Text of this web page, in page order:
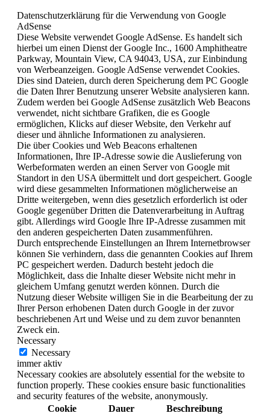
Datenschutzerklärung für die Verwendung von Google
AdSense
Diese Website verwendet Google AdSense. Es handelt sich
hierbei um einen Dienst der Google Inc., 1600 Amphitheatre
Parkway, Mountain View, CA 94043, USA, zur Einbindung
von Werbeanzeigen. Google AdSense verwendet Cookies.
Dies sind Dateien, durch deren Speicherung dem PC Google
die Daten Ihrer Benutzung unserer Website analysieren kann.
Zudem werden bei Google AdSense zusätzlich Web Beacons
verwendet, nicht sichtbare Grafiken, die es Google
ermöglichen, Klicks auf dieser Website, den Verkehr auf
dieser und ähnliche Informationen zu analysieren.
Die über Cookies und Web Beacons erhaltenen
Informationen, Ihre IP-Adresse sowie die Auslieferung von
Werbeformaten werden an einen Server von Google mit
Standort in den USA übermittelt und dort gespeichert. Google
wird diese gesammelten Informationen möglicherweise an
Dritte weitergeben, wenn dies gesetzlich erforderlich ist oder
Google gegenüber Dritten die Datenverarbeitung in Auftrag
gibt. Allerdings wird Google Ihre IP-Adresse zusammen mit
den anderen gespeicherten Daten zusammenführen.
Durch entsprechende Einstellungen an Ihrem Internetbrowser
können Sie verhindern, dass die genannten Cookies auf Ihrem
PC gespeichert werden. Dadurch besteht jedoch die
Möglichkeit, dass die Inhalte dieser Website nicht mehr in
gleichem Umfang genutzt werden können. Durch die
Nutzung dieser Website willigen Sie in die Bearbeitung der zu
Ihrer Person erhobenen Daten durch Google in der zuvor
beschriebenen Art und Weise und zu dem zuvor benannten
Zweck ein.
Necessary
Necessary
immer aktiv
Necessary cookies are absolutely essential for the website to
function properly. These cookies ensure basic functionalities
and security features of the website, anonymously.
Cookie
Dauer Beschreibung